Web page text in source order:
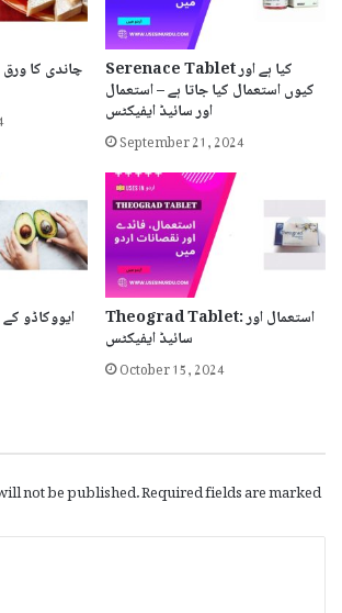
چاندی کا ورق Serenace Tablet کیا ہے اور
کیوں استعمال کیا جاتا ہے – استعمال
اور سائیڈ ایفیکٹس
September 21, 2024
ایووکاڈو Theograd Tablet: استعمال اور
سائیڈ ایفیکٹس
October 15, 2024
not be published.Required fields are marked